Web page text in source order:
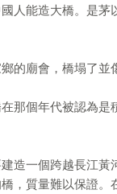
人能造大橋。是茅
的廟會，橋塌了
那個年代被認為是
造一個跨越長江黃
，質量難以保證。